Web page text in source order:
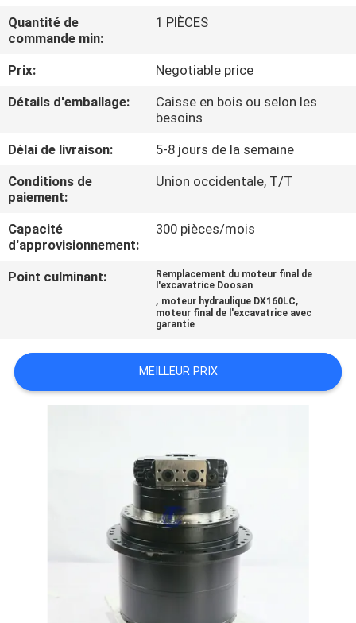
VISITE
D'USINE
DE
LA
QUALITÉ
CONTACT
TOUS
LES
SOUMISSION
Quantité de
commande min:
1 PIÈCES
Prix:
Negotiable price
Détails d'emballage:
Caisse en bois ou selon les
besoins
Délai de livraison:
5-8 jours de la semaine
Conditions de
paiement:
Union occidentale, T/T
Capacité
d'approvisionnement:
300 pièces/mois
Point culminant:
Remplacement du moteur final de
l'excavatrice Doosan
, moteur hydraulique DX160LC,
moteur final de l'excavatrice avec
garantie
MEILLEUR PRIX